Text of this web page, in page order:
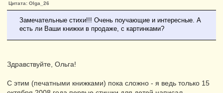
Цитата: Olga_26
Замечательные стихи!!! Очень поучающие и интересные. А
есть ли Ваши книжки в продаже, с картинками?
Здравствуйте, Ольга!
С этим (печатными книжками) пока сложно - я ведь только 15